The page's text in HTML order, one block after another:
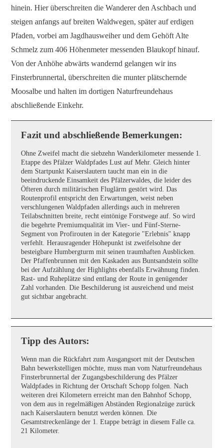
hinein. Hier überschreiten die Wanderer den Aschbach und
steigen anfangs auf breiten Waldwegen, später auf erdigen
Pfaden, vorbei am Jagdhausweiher und dem Gehöft Alte
Schmelz zum 406 Höhenmeter messenden Blaukopf hinauf.
Von der Anhöhe abwärts wandernd gelangen wir ins
Finsterbrunnertal, überschreiten die munter plätschernde
Moosalbe und halten im dortigen Naturfreundehaus
abschließende Einkehr.
Fazit und abschließende Bemerkungen:
Ohne Zweifel macht die siebzehn Wanderkilometer messende 1.
Etappe des Pfälzer Waldpfades Lust auf Mehr. Gleich hinter
dem Startpunkt Kaiserslautern taucht man ein in die
beeindruckende Einsamkeit des Pfälzerwaldes, die leider des
Öfteren durch militärischen Fluglärm gestört wird. Das
Routenprofil entspricht den Erwartungen, weist neben
verschlungenen Waldpfaden allerdings auch in mehreren
Teilabschnitten breite, recht eintönige Forstwege auf. So wird
die begehrte Premiumqualität im Vier- und Fünf-Sterne-
Segment von Profirouten in der Kategorie "Erlebnis" knapp
verfehlt. Herausragender Höhepunkt ist zweifelsohne der
besteigbare Humbergturm mit seinen traumhaften Ausblicken.
Der Pfaffenbrunnen mit den Kaskaden aus Buntsandstein sollte
bei der Aufzählung der Highlights ebenfalls Erwähnung finden.
Rast- und Ruheplätze sind entlang der Route in genügender
Zahl vorhanden. Die Beschilderung ist ausreichend und meist
gut sichtbar angebracht.
Tipp des Autors:
Wenn man die Rückfahrt zum Ausgangsort mit der Deutschen
Bahn bewerkstelligen möchte, muss man vom Naturfreundehaus
Finsterbrunnertal der Zugangsbeschilderung des Pfälzer
Waldpfades in Richtung der Ortschaft Schopp folgen. Nach
weiteren drei Kilometern erreicht man den Bahnhof Schopp,
von dem aus in regelmäßigen Abständen Regionalzüge zurück
nach Kaiserslautern benutzt werden können. Die
Gesamtstreckenlänge der 1. Etappe beträgt in diesem Falle ca.
21 Kilometer.